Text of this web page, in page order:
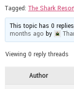
Tagged: The Shark
This topic has 0
months ago by
Viewing 0 reply threads
Author